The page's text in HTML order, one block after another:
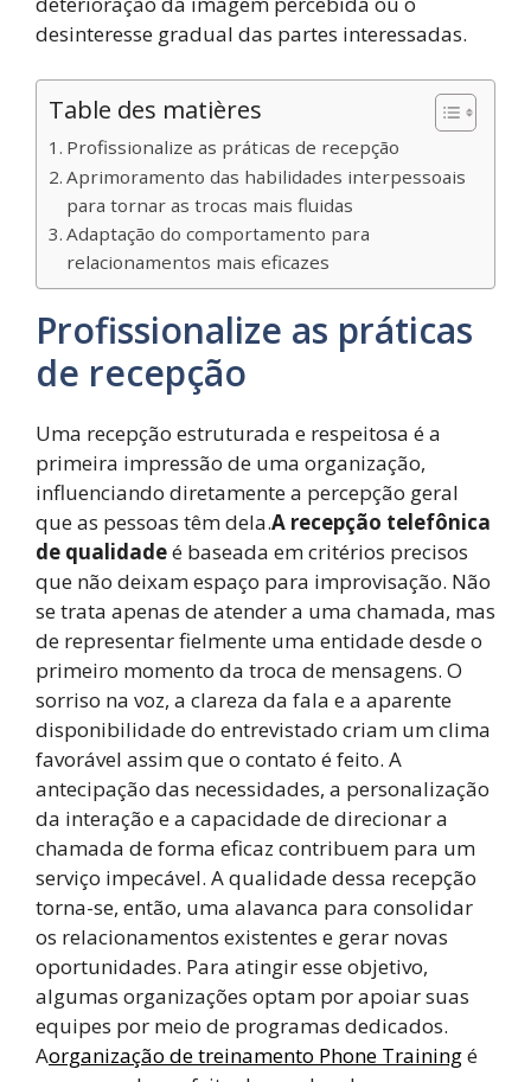
desinteresse gradual das partes interessadas.
Table des matières
Profissionalize as práticas de recepção
Aprimoramento das habilidades interpessoais
para tornar as trocas mais fluidas
Adaptação do comportamento para
relacionamentos mais eficazes
Profissionalize as práticas
de recepção
Uma recepção estruturada e respeitosa é a
primeira impressão de uma organização,
influenciando diretamente a percepção geral
que as pessoas têm dela.A recepção telefônica
de qualidadeé baseada em critérios precisos
que não deixam espaço para improvisação. Não
se trata apenas de atender a uma chamada, mas
de representar fielmente uma entidade desde o
primeiro momento da troca de mensagens. O
sorriso na voz, a clareza da fala e a aparente
disponibilidade do entrevistado criam um clima
favorável assim que o contato é feito. A
antecipação das necessidades, a personalização
da interação e a capacidade de direcionar a
chamada de forma eficaz contribuem para um
serviço impecável. A qualidade dessa recepção
torna-se, então, uma alavanca para consolidar
os relacionamentos existentes e gerar novas
oportunidades. Para atingir esse objetivo,
algumas organizações optam por apoiar suas
equipes por meio de programas dedicados.
Aorganização de treinamento Phone Trainingé